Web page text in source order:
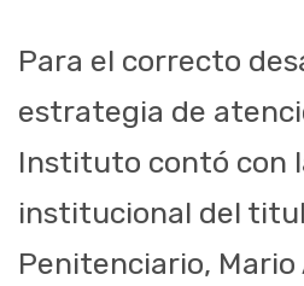
Para el correcto
estrategia de
Instituto contó con
institucional del
Penitenciario,